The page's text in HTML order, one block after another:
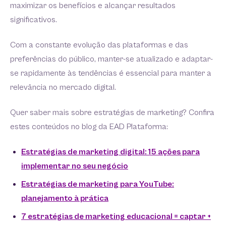
maximizar os benefícios e alcançar resultados
significativos.
Com a constante evolução das plataformas e das
preferências do público, manter-se atualizado e adaptar-
se rapidamente às tendências é essencial para manter a
relevância no mercado digital.
Quer saber mais sobre estratégias de marketing? Confira
estes conteúdos no blog da EAD Plataforma:
Estratégias de marketing digital: 15 ações para
implementar no seu negócio
Estratégias de marketing para YouTube:
planejamento à prática
7 estratégias de marketing educacional = captar +